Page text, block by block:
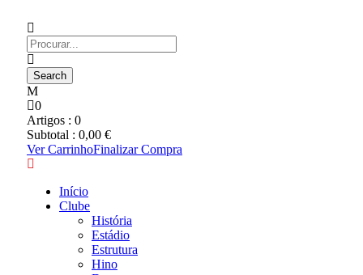
0
Artigos : 0
Subtotal : 0,00 €
Ver CarrinhoFinalizar Compra
Início
Clube
História
Estádio
Estrutura
Hino